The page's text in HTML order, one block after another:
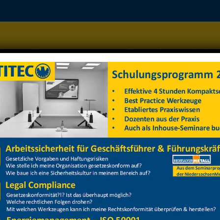
Managementsysteme Datenschutz
Beschichten
Beschichten